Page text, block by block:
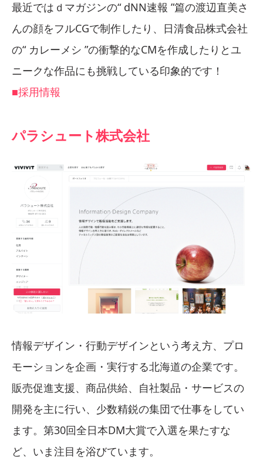
最近ではｄマガジンの“ dNN速報 ”篇の渡辺直美さ
んの顔をフルCGで制作したり、日清食品株式会社
の“ カレーメシ ”の衝撃的なCMを作成したりとユ
ニークな作品にも挑戦している印象的です！
■採用情報
パラシュート株式会社
情報デザイン・行動デザインという考え方、プロ
モーションを企画・実行する北海道の企業です。
販売促進支援、商品供給、自社製品・サービスの
開発を主に行い、少数精鋭の集団で仕事をしてい
ます。第30回全日本DM大賞で入選を果たすな
ど、いま注目を浴びています。